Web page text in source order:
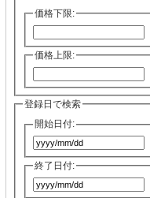
価格下限:
価格上限:
登録日で検索
開始日付:
終了日付: